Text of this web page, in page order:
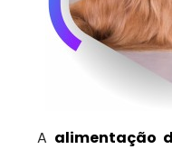
A alimentação